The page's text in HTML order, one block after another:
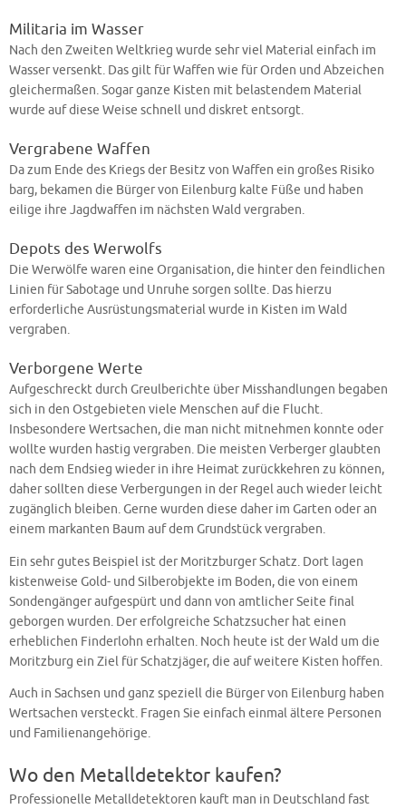
Militaria im Wasser
Nach den Zweiten Weltkrieg wurde sehr viel Material einfach im
Wasser versenkt. Das gilt für Waffen wie für Orden und Abzeichen
gleichermaßen. Sogar ganze Kisten mit belastendem Material
wurde auf diese Weise schnell und diskret entsorgt.
Vergrabene Waffen
Da zum Ende des Kriegs der Besitz von Waffen ein großes Risiko
barg, bekamen die Bürger von Eilenburg kalte Füße und haben
eilige ihre Jagdwaffen im nächsten Wald vergraben.
Depots des Werwolfs
Die Werwölfe waren eine Organisation, die hinter den feindlichen
Linien für Sabotage und Unruhe sorgen sollte. Das hierzu
erforderliche Ausrüstungsmaterial wurde in Kisten im Wald
vergraben.
Verborgene Werte
Aufgeschreckt durch Greulberichte über Misshandlungen begaben
sich in den Ostgebieten viele Menschen auf die Flucht.
Insbesondere Wertsachen, die man nicht mitnehmen konnte oder
wollte wurden hastig vergraben. Die meisten Verberger glaubten
nach dem Endsieg wieder in ihre Heimat zurückkehren zu können,
daher sollten diese Verbergungen in der Regel auch wieder leicht
zugänglich bleiben. Gerne wurden diese daher im Garten oder an
einem markanten Baum auf dem Grundstück vergraben.
Ein sehr gutes Beispiel ist der Moritzburger Schatz. Dort lagen
kistenweise Gold- und Silberobjekte im Boden, die von einem
Sondengänger aufgespürt und dann von amtlicher Seite final
geborgen wurden. Der erfolgreiche Schatzsucher hat einen
erheblichen Finderlohn erhalten. Noch heute ist der Wald um die
Moritzburg ein Ziel für Schatzjäger, die auf weitere Kisten hoffen.
Auch in Sachsen und ganz speziell die Bürger von Eilenburg haben
Wertsachen versteckt. Fragen Sie einfach einmal ältere Personen
und Familienangehörige.
Wo den Metalldetektor kaufen?
Professionelle Metalldetektoren kauft man in Deutschland fast